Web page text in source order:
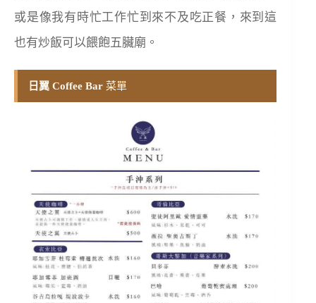
或是像我有時忙工作忙到來不及吃正餐，來到這
也有炒飯可以餵飽五臟廟。
日翼 Coffee Bar 菜單